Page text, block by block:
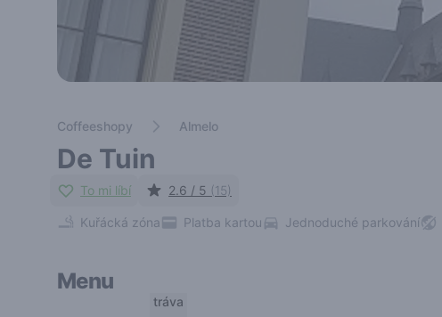
Coffeeshopy Almelo
De Tuin
To mi líbí 2.6 / 5 (15)
Kuřácká zóna Platba kartou Jednoduché parkování
Menu
tráva